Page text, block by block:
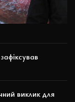
виклик для